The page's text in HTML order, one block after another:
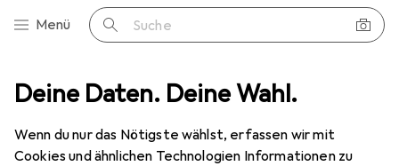
Deine Daten. Deine Wahl.
Wenn du nur das Nötigste wählst, erfassen wir mit
Cookies und ähnlichen Technologien Informationen zu
Navigation nach Kategorien
Menü Suche
Smartwatch Schutzfolie Dipos Displayschutzfolie Antireflex